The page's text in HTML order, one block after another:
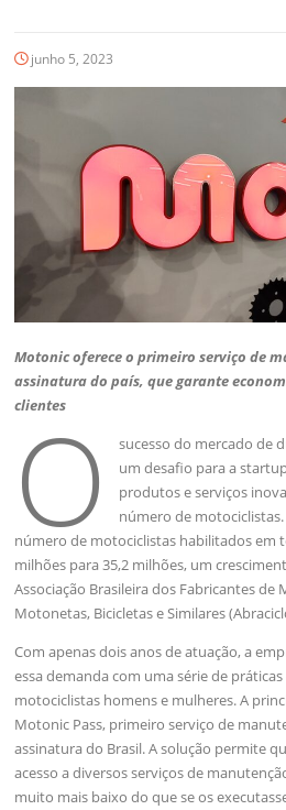
junho 5, 2023
Motonic oferece o primeiro serviço de
assinatura do país, que garante
clientes
O
sucesso do mercado de
um desafio para a
produtos e serviços
número de
número de motociclistas habilitados em
milhões para 35,2 milhões, um
Associação Brasileira dos Fabricantes de
Motonetas, Bicicletas e Similares
Com apenas dois anos de atuação, a
essa demanda com uma série de
motociclistas homens e mulheres. A
Motonic Pass, primeiro serviço de
assinatura do Brasil. A solução permite
acesso a diversos serviços de
muito mais baixo do que se os